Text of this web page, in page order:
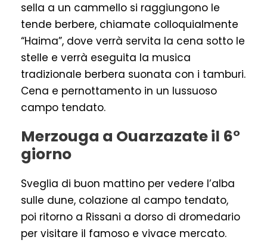
sella a un cammello si raggiungono le
tende berbere, chiamate colloquialmente
“Haima”, dove verrà servita la cena sotto le
stelle e verrà eseguita la musica
tradizionale berbera suonata con i tamburi.
Cena e pernottamento in un lussuoso
campo tendato.
Merzouga a Ouarzazate il 6°
giorno
Sveglia di buon mattino per vedere l’alba
sulle dune, colazione al campo tendato,
poi ritorno a Rissani a dorso di dromedario
per visitare il famoso e vivace mercato.